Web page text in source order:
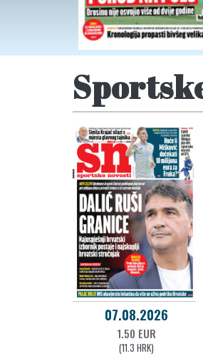
07.08.2026
1.50 EUR
(11.3 HRK)